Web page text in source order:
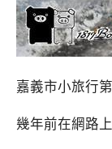
嘉義市小旅行
幾年前在網路